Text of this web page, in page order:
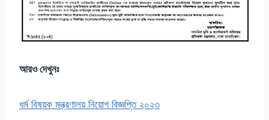
আরও দেখুনঃ
ধর্ম বিষয়ক মন্ত্রণালয় নিয়োগ বিজ্ঞপ্তি ২০২৩